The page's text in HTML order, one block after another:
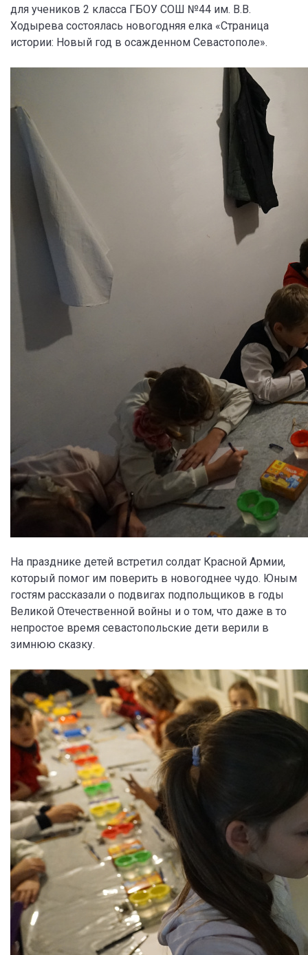
для учеников 2 класса ГБОУ СОШ №44 им. В.В.
Ходырева состоялась новогодняя елка «Страница
истории: Новый год в осажденном Севастополе».
На празднике детей встретил солдат Красной Армии,
который помог им поверить в новогоднее чудо. Юным
гостям рассказали о подвигах подпольщиков в годы
Великой Отечественной войны и о том, что даже в то
непростое время севастопольские дети верили в
зимнюю сказку.